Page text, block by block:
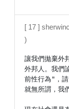
[ 17 ]
)
讓我們拋棄外
外邦人。我們
前性行為"，
就無所謂，我